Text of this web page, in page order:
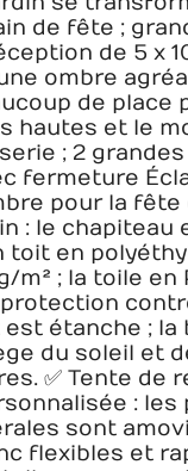
Party
chapiteau
de fête ;
de 5 x
ombre
de place
hautes et le
; 2
fermeture
pour la fête
: le chapiteau
toit en
m² ; la toile en
est étanche ; la
du soleil et
✅ Tente de
: les
sont
flexibles et